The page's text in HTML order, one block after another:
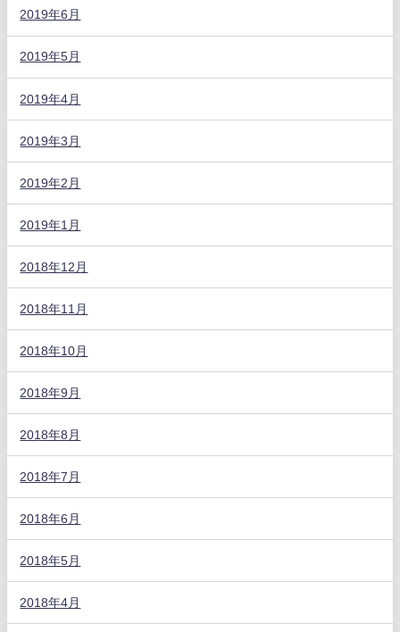
2019年6月
2019年5月
2019年4月
2019年3月
2019年2月
2019年1月
2018年12月
2018年11月
2018年10月
2018年9月
2018年8月
2018年7月
2018年6月
2018年5月
2018年4月